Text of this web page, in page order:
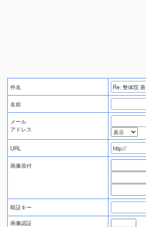
件名
名前
メール
アドレス
URL
画像添付
暗証キー
画像認証